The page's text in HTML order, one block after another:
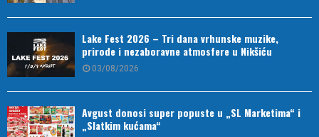
Lake Fest 2026 – Tri dana vrhunske muzike,
prirode i nezaboravne atmosfere u Nikšiću
03/08/2026
Avgust donosi super popuste u „SL Marketima“ i
„Slatkim kućama“